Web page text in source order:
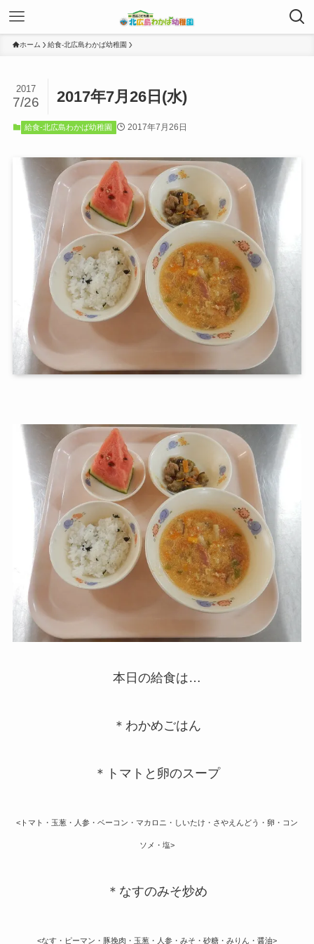
ホーム 給食-北広島わかば幼稚園
2017年7月26日(水)
2017
7/26
給食-北広島わかば幼稚園 2017年7月26日
本日の給食は…
＊わかめごはん
＊トマトと卵のスープ
<トマト・玉葱・人参・ベーコン・マカロニ・しいたけ・さやえんどう・卵・コン
ソメ・塩>
＊なすのみそ炒め
<なす・ピーマン・豚挽肉・玉葱・人参・みそ・砂糖・みりん・醤油>